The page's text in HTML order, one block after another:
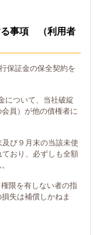
る事項 （利用者
保証金の保全契約を
について、当社破綻
員）が他の債権者に
び９月末の当該未使
おり、必ずしも全額
限を有しない者の指
失は補償しかねま